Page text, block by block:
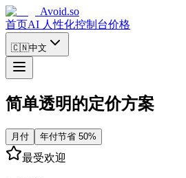
Avoid.so
首页AI 人性化控制台价格
🇨🇳中文
简单透明的定价方案
月付 年付节省 50%
最受欢迎